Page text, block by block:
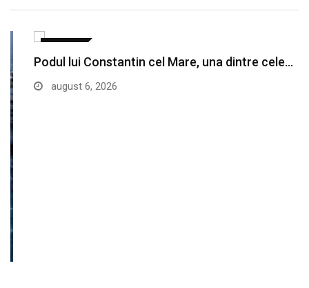
Podul lui Constantin cel Mare, una dintre cele…
august 6, 2026